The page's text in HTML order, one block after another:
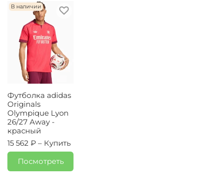
В наличии
Футболка adidas
Originals
Olympique Lyon
26/27 Away -
красный
15 562 ₽ – Купить
Посмотреть